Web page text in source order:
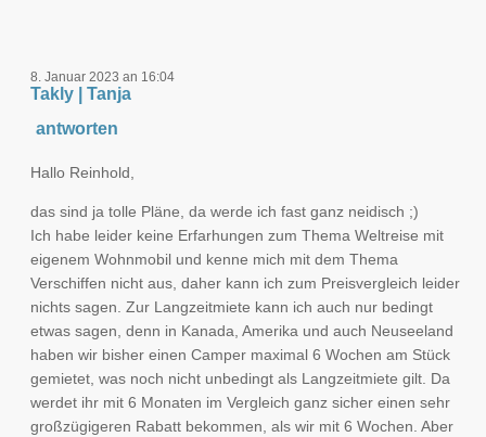
8. Januar 2023 an 16:04
Takly | Tanja
antworten
Hallo Reinhold,
das sind ja tolle Pläne, da werde ich fast ganz neidisch ;)
Ich habe leider keine Erfarhungen zum Thema Weltreise mit
eigenem Wohnmobil und kenne mich mit dem Thema
Verschiffen nicht aus, daher kann ich zum Preisvergleich leider
nichts sagen. Zur Langzeitmiete kann ich auch nur bedingt
etwas sagen, denn in Kanada, Amerika und auch Neuseeland
haben wir bisher einen Camper maximal 6 Wochen am Stück
gemietet, was noch nicht unbedingt als Langzeitmiete gilt. Da
werdet ihr mit 6 Monaten im Vergleich ganz sicher einen sehr
großzügigeren Rabatt bekommen, als wir mit 6 Wochen. Aber